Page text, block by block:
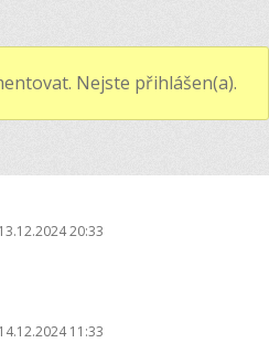
Nejste přihlášen(a).
13.12.2024 20:33
14.12.2024 11:33